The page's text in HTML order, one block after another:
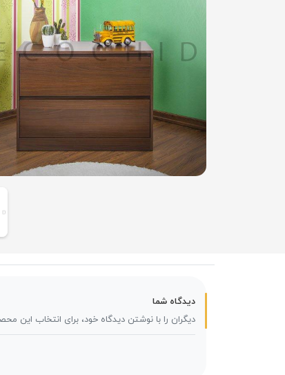
دیدگاه شما
دیگران را با نوشتن دیدگاه خود، برای انتخاب این